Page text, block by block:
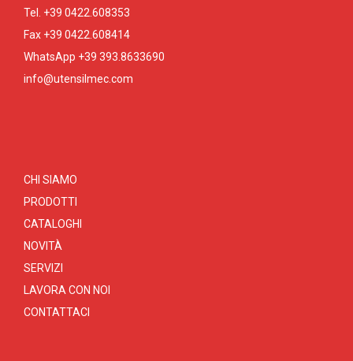
Tel. +39 0422.608353
Fax +39 0422.608414
WhatsApp +39 393.8633690
info@utensilmec.com
CHI SIAMO
PRODOTTI
CATALOGHI
NOVITÀ
SERVIZI
LAVORA CON NOI
CONTATTACI